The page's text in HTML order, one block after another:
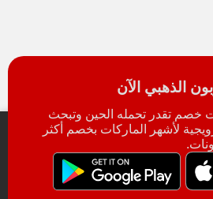
الذهبي الآن
خصم تقدر تحمله الحين وتبحث
لأشهر الماركات بخصم أكثر